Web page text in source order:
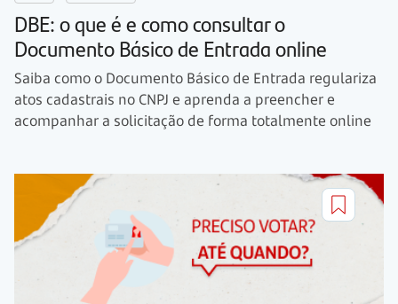
DBE: o que é e como consultar o
Documento Básico de Entrada online
Saiba como o Documento Básico de Entrada regulariza
atos cadastrais no CNPJ e aprenda a preencher e
acompanhar a solicitação de forma totalmente online